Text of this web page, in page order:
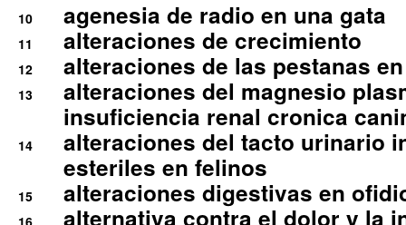
10 agenesia de radio en una gata
11 alteraciones de crecimiento
12 alteraciones de las pestanas
13
alteraciones del magnesio
insuficiencia renal cronica
14
alteraciones del tacto urinario
esteriles en felinos
15 alteraciones digestivas en
16 alternativa contra el dolor y la